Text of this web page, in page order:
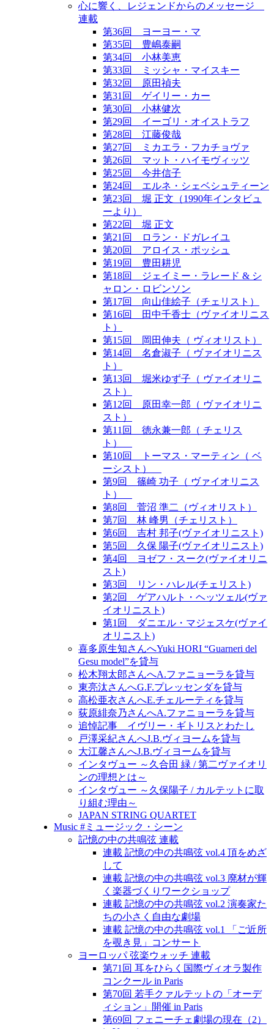
心に響く、レジェンドからのメッセージ
連載
第36回 ヨーヨー・マ
第35回 豊嶋泰嗣
第34回 小林美恵
第33回 ミッシャ・マイスキー
第32回 原田禎夫
第31回 ゲイリー・カー
第30回 小林健次
第29回 イーゴリ・オイストラフ
第28回 江藤俊哉
第27回 ミカエラ・フカチョヴァ
第26回 マット・ハイモヴィッツ
第25回 今井信子
第24回 エルネ・シェベシュティーン
第23回 堀 正文（1990年インタビュ
ーより）
第22回 堀 正文
第21回 ロラン・ドガレイユ
第20回 アロイス・ポッシュ
第19回 豊田耕児
第18回 ジェイミー・ラレード & シ
ャロン・ロビンソン
第17回 向山佳絵子（チェリスト）
第16回 田中千香士（ヴァイオリニス
ト）
第15回 岡田伸夫（ ヴィオリスト）
第14回 名倉淑子（ ヴァイオリニス
ト）
第13回 堀米ゆず子（ ヴァイオリニ
スト）
第12回 原田幸一郎（ ヴァイオリニ
スト）
第11回 徳永兼一郎（ チェリス
ト）
第10回 トーマス・マーティン（ ベ
ーシスト）
第9回 篠崎 功子（ ヴァイオリニス
ト）
第8回 菅沼 準二（ヴィオリスト）
第7回 林 峰男（チェリスト）
第6回 吉村 邦子(ヴァイオリニスト)
第5回 久保 陽子(ヴァイオリニスト)
第4回 ヨゼフ・スーク(ヴァイオリニ
スト)
第3回 リン・ハレル(チェリスト)
第2回 ゲアハルト・ヘッツェル(ヴァ
イオリニスト)
第1回 ダニエル・マジェスケ(ヴァイ
オリニスト)
喜多原生知さんへYuki HORI “Guarneri del
Gesu model”を貸与
松木翔太郎さんへA.ファニョーラを貸与
東亮汰さんへG.F.プレッセンダを貸与
高松亜衣さんへE.チェルーティを貸与
荻原緋奈乃さんへA.ファニョーラを貸与
追悼記事 イヴリー・ギトリスとわたし
戸澤采紀さんへJ.B.ヴィヨームを貸与
大江馨さんへJ.B.ヴィヨームを貸与
インタヴュー ～久合田 緑 / 第二ヴァイオリ
ンの理想とは～
インタヴュー ～久保陽子 / カルテットに取
り組む理由～
JAPAN STRING QUARTET
Music #ミュージック・シーン
記憶の中の共鳴弦 連載
連載 記憶の中の共鳴弦 vol.4 頂をめざ
して
連載 記憶の中の共鳴弦 vol.3 廃材が輝
く楽器づくりワークショップ
連載 記憶の中の共鳴弦 vol.2 演奏家た
ちの小さく自由な劇場
連載 記憶の中の共鳴弦 vol.1 「ご近所
を覗き見」コンサート
ヨーロッパ 弦楽ウォッチ 連載
第71回 耳をひらく国際ヴィオラ製作
コンクール in Paris
第70回 若手クァルテットの「オーデ
ィション」開催 in Paris
第69回 フェニーチェ劇場の現在（2）